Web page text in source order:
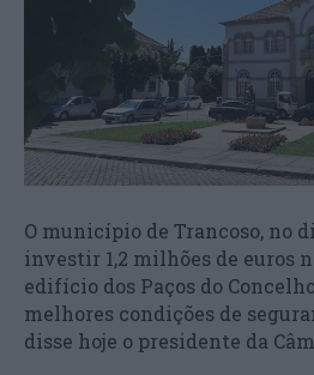
O município de Trancoso, no
investir 1,2 milhões de euros
edifício dos Paços do
melhores condições de
disse hoje o presidente da